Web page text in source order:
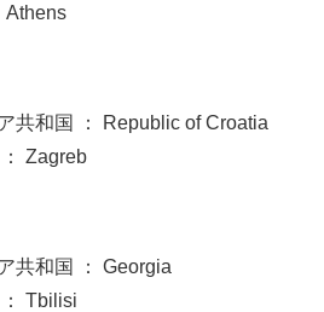
Athens
共和国 ： Republic of Croatia
： Zagreb
共和国 ： Georgia
： Tbilisi